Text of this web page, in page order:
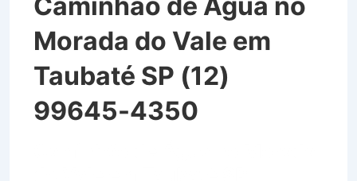
Morada do Vale em
Taubaté SP (12)
99645-4350